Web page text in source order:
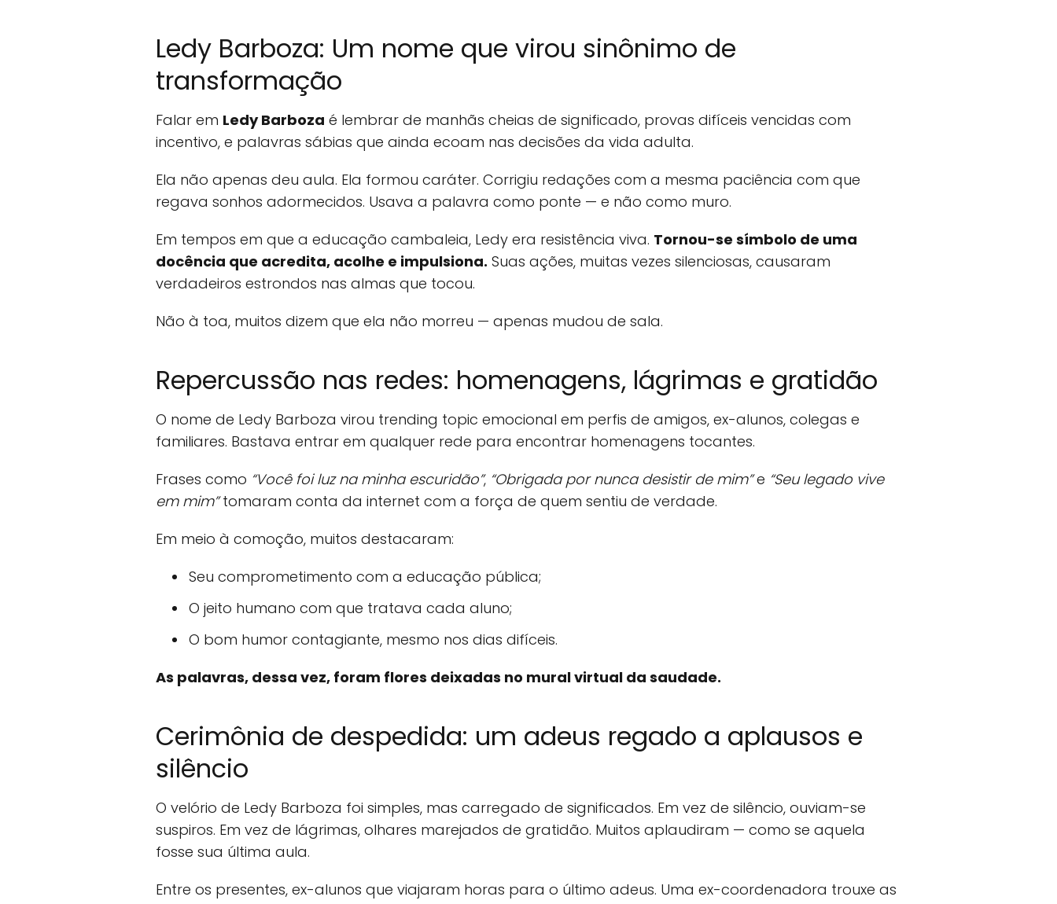
Ledy Barboza: Um nome que virou sinônimo de
transformação
Falar em Ledy Barboza é lembrar de manhãs cheias de significado, provas difíceis vencidas com
incentivo, e palavras sábias que ainda ecoam nas decisões da vida adulta.
Ela não apenas deu aula. Ela formou caráter. Corrigiu redações com a mesma paciência com que
regava sonhos adormecidos. Usava a palavra como ponte — e não como muro.
Em tempos em que a educação cambaleia, Ledy era resistência viva. Tornou-se símbolo de uma
docência que acredita, acolhe e impulsiona. Suas ações, muitas vezes silenciosas, causaram
verdadeiros estrondos nas almas que tocou.
Não à toa, muitos dizem que ela não morreu — apenas mudou de sala.
Repercussão nas redes: homenagens, lágrimas e gratidão
O nome de Ledy Barboza virou trending topic emocional em perfis de amigos, ex-alunos, colegas e
familiares. Bastava entrar em qualquer rede para encontrar homenagens tocantes.
Frases como “Você foi luz na minha escuridão”, “Obrigada por nunca desistir de mim”e “Seu legado vive
em mim”tomaram conta da internet com a força de quem sentiu de verdade.
Em meio à comoção, muitos destacaram:
Seu comprometimento com a educação pública;
O jeito humano com que tratava cada aluno;
O bom humor contagiante, mesmo nos dias difíceis.
As palavras, dessa vez, foram flores deixadas no mural virtual da saudade.
Cerimônia de despedida: um adeus regado a aplausos e
silêncio
O velório de Ledy Barboza foi simples, mas carregado de significados. Em vez de silêncio, ouviam-se
suspiros. Em vez de lágrimas, olhares marejados de gratidão. Muitos aplaudiram — como se aquela
fosse sua última aula.
Entre os presentes, ex-alunos que viajaram horas para o último adeus. Uma ex-coordenadora trouxe as